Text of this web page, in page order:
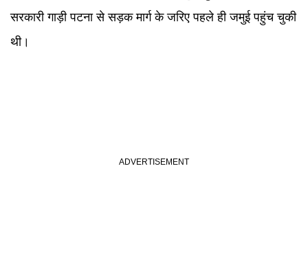
सरकारी गाड़ी पटना से सड़क मार्ग के जरिए पहले ही जमुई पहुंच चुकी
थी।